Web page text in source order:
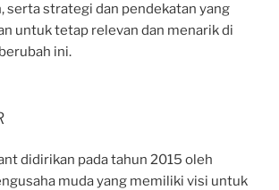
serta strategi dan pendekatan yang
untuk tetap relevan dan menarik di
ini.
didirikan pada tahun 2015 oleh
muda yang memiliki visi untuk